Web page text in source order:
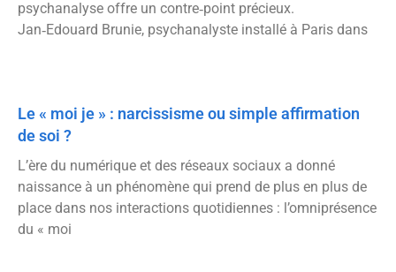
psychanalyse offre un contre‑point précieux.
Jan‑Edouard Brunie, psychanalyste installé à Paris dans
Le « moi je » : narcissisme ou simple affirmation
de soi ?
L’ère du numérique et des réseaux sociaux a donné
naissance à un phénomène qui prend de plus en plus de
place dans nos interactions quotidiennes : l’omniprésence
du « moi